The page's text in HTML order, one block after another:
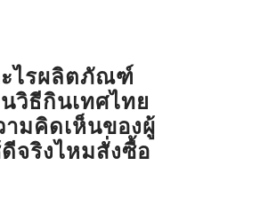
ไรผลิตภัณฑ์
วิธีกินเทศไทย
ามคิดเห็นของผู้
จริงไหมสั่งซื้อ